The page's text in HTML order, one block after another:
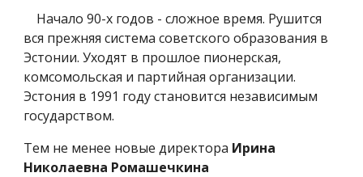
Начало 90-х годов - сложное время. Рушится
вся прежняя система советского образования в
Эстонии. Уходят в прошлое пионерская,
комсомольская и партийная организации.
Эстония в 1991 году становится независимым
государством.
Тем не менее новые директора Ирина
Николаевна Ромашечкина